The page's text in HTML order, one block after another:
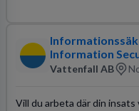
Information
Vattenfall AB
Vill du arbeta där din